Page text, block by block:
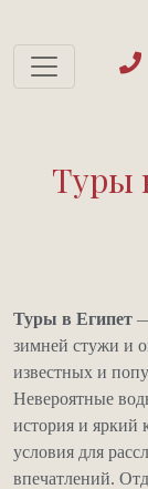
Туры
Туры в Египет
зимней стужи и
известных и
Невероятные
история и яркий
условия для
впечатлений.